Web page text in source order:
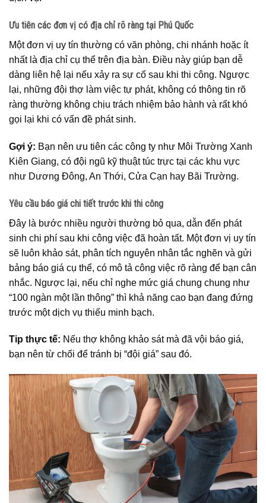
Ưu tiên các đơn vị có địa chỉ rõ ràng tại Phú Quốc
Một đơn vị uy tín thường có văn phòng, chi nhánh hoặc ít
nhất là địa chỉ cụ thể trên địa bàn. Điều này giúp bạn dễ
dàng liên hệ lại nếu xảy ra sự cố sau khi thi công. Ngược
lại, những đội thợ làm việc tự phát, không có thông tin rõ
ràng thường không chịu trách nhiệm bảo hành và rất khó
gọi lại khi có vấn đề phát sinh.
Gợi ý: Bạn nên ưu tiên các công ty như Môi Trường Xanh
Kiên Giang, có đội ngũ kỹ thuật túc trực tại các khu vực
như Dương Đông, An Thới, Cửa Cạn hay Bãi Trường.
Yêu cầu báo giá chi tiết trước khi thi công
Đây là bước nhiều người thường bỏ qua, dẫn đến phát
sinh chi phí sau khi công việc đã hoàn tất. Một đơn vị uy tín
sẽ luôn khảo sát, phân tích nguyên nhân tắc nghẽn và gửi
bảng báo giá cụ thể, có mô tả công việc rõ ràng để bạn cân
nhắc. Ngược lại, nếu chỉ nghe mức giá chung chung như
“100 ngàn một lần thông” thì khả năng cao bạn đang đứng
trước một dịch vụ thiếu minh bạch.
Tip thực tế: Nếu thợ không khảo sát mà đã vội báo giá,
bạn nên từ chối để tránh bị “đội giá” sau đó.